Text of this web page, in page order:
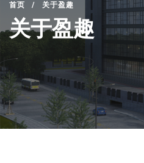
首页 / 关于盈趣
关于盈趣